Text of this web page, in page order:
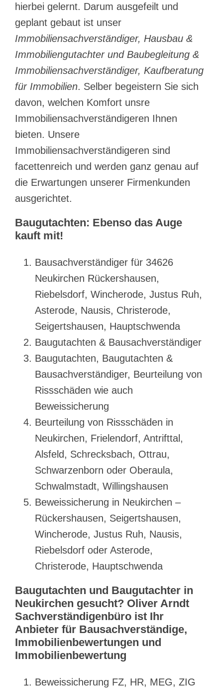
hierbei gelernt. Darum ausgefeilt und
geplant gebaut ist unser
Immobiliensachverständiger, Hausbau &
Immobiliengutachter und Baubegleitung &
Immobiliensachverständiger, Kaufberatung
für Immobilien. Selber begeistern Sie sich
davon, welchen Komfort unsre
Immobiliensachverständigeren Ihnen
bieten. Unsere
Immobiliensachverständigeren sind
facettenreich und werden ganz genau auf
die Erwartungen unserer Firmenkunden
ausgerichtet.
Baugutachten: Ebenso das Auge
kauft mit!
Bausachverständiger für 34626
Neukirchen Rückershausen,
Riebelsdorf, Wincherode, Justus Ruh,
Asterode, Nausis, Christerode,
Seigertshausen, Hauptschwenda
Baugutachten & Bausachverständiger
Baugutachten, Baugutachten &
Bausachverständiger, Beurteilung von
Rissschäden wie auch
Beweissicherung
Beurteilung von Rissschäden in
Neukirchen, Frielendorf, Antrifttal,
Alsfeld, Schrecksbach, Ottrau,
Schwarzenborn oder Oberaula,
Schwalmstadt, Willingshausen
Beweissicherung in Neukirchen –
Rückershausen, Seigertshausen,
Wincherode, Justus Ruh, Nausis,
Riebelsdorf oder Asterode,
Christerode, Hauptschwenda
Baugutachten und Baugutachter in
Neukirchen gesucht? Oliver Arndt
Sachverständigenbüro ist Ihr
Anbieter für Bausachverständige,
Immobilienbewertungen und
Immobilienbewertung
Beweissicherung FZ, HR, MEG, ZIG